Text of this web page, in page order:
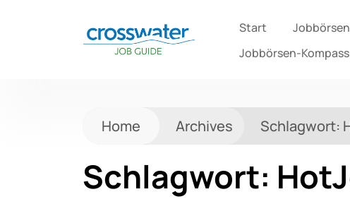
Start Jobbörsen
Jobbörsen-Kompass
Home Archives Schlagwort:
Schlagwort: